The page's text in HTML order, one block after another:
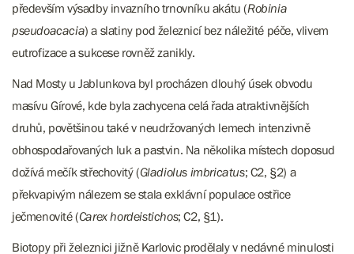
především výsadby invazního trnovníku akátu (Robinia
pseudoacacia) a slatiny pod železnicí bez náležité péče, vlivem
eutrofizace a sukcese rovněž zanikly.
Nad Mosty u Jablunkova byl procházen dlouhý úsek obvodu
masívu Gírové, kde byla zachycena celá řada atraktivnějších
druhů, povětšinou také v neudržovaných lemech intenzivně
obhospodařovaných luk a pastvin. Na několika místech doposud
dožívá mečík střechovitý (Gladiolus imbricatus; C2, §2) a
překvapivým nálezem se stala exklávní populace ostřice
ječmenovité (Carex hordeistichos; C2, §1).
Biotopy při železnici jižně Karlovic prodělaly v nedávné minulosti